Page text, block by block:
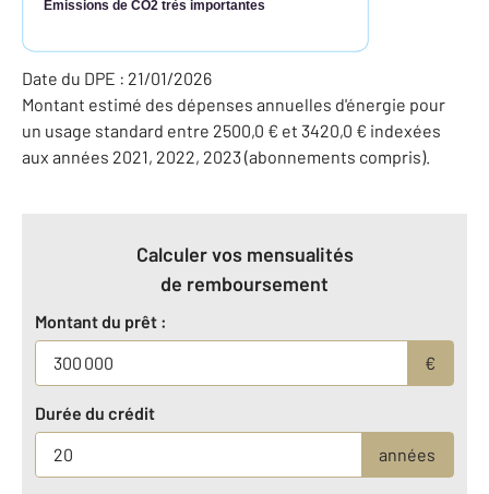
Émissions de CO2 très importantes
Date du DPE : 21/01/2026
Montant estimé des dépenses annuelles d'énergie pour
un usage standard entre 2500,0 € et 3420,0 € indexées
aux années 2021, 2022, 2023 (abonnements compris).
Calculer vos mensualités
de remboursement
Montant du prêt :
€
Durée du crédit
années